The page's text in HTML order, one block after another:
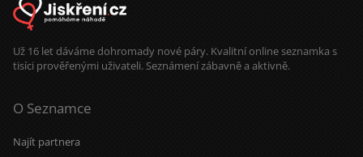
Už 16 let dáváme dohromady nové páry. Kvalitní online seznamka s
tisíci prověřenými uživateli. Seznámení zábavně a aktivně.
O Seznamce
Najít partnera